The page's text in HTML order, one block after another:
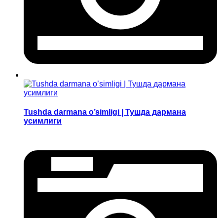
Tushda darmana o’simligi | Тушда дармана
усимлиги